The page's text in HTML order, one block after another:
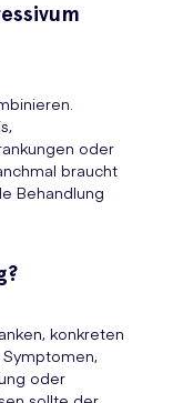
oder
braucht
Behandlung
konkreten
oder